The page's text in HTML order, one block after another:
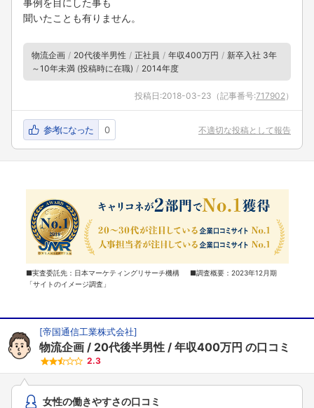
事例を目にした事も
聞いたことも有りません。
物流企画 20代後半男性 正社員 年収400万円
新卒入社 3年
～10年未満 (投稿時に在職)
2014年度
投稿日:2018-03-23 （記事番号:717902）
参考になった 0 不適切な投稿として報告
■実査委託先：日本マーケティングリサーチ機構 ■調査概要：2023年12月期
「サイトのイメージ調査」
[帝国通信工業株式会社]
物流企画 20代後半男性 年収400万円 の口コミ
2.3
女性の働きやすさの口コミ